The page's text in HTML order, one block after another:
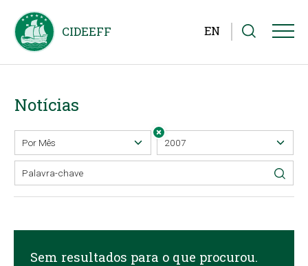
EN
Notícias
Sem resultados para o que procurou.